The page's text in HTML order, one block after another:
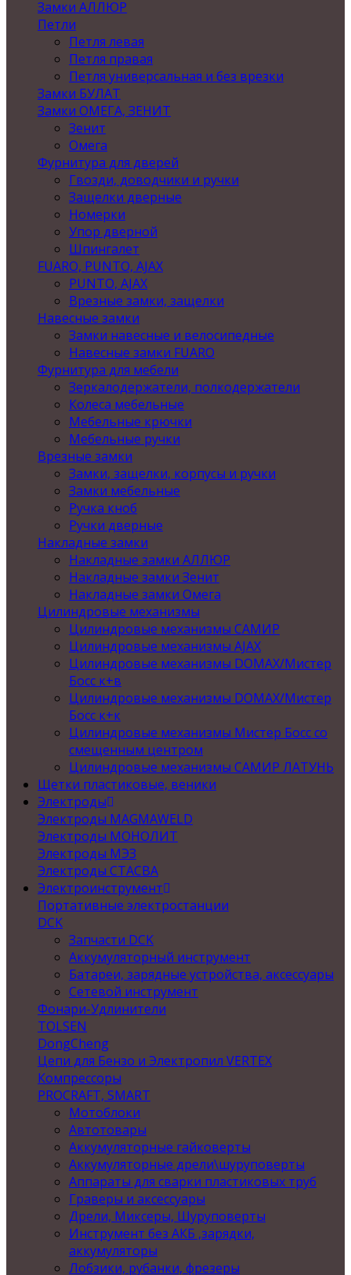
Замки АЛЛЮР
Петли
Петля левая
Петля правая
Петля универсальная и без врезки
Замки БУЛАТ
Замки ОМЕГА, ЗЕНИТ
Зенит
Омега
Фурнитура для дверей
Гвозди, доводчики и ручки
Защелки дверные
Номерки
Упор дверной
Шпингалет
FUARO, PUNTO, AJAX
PUNTO, AJAX
Врезные замки, защелки
Навесные замки
Замки навесные и велосипедные
Навесные замки FUARO
Фурнитура для мебели
Зеркалодержатели, полкодержатели
Колеса мебельные
Мебельные крючки
Мебельные ручки
Врезные замки
Замки, защелки, корпусы и ручки
Замки мебельные
Ручка кноб
Ручки дверные
Накладные замки
Накладные замки АЛЛЮР
Накладные замки Зенит
Накладные замки Омега
Цилиндровые механизмы
Цилиндровые механизмы САМИР
Цилиндровые механизмы AJAX
Цилиндровые механизмы DOMAX/Мистер
Босс к+в
Цилиндровые механизмы DOMAX/Мистер
Босс к+к
Цилиндровые механизмы Мистер Босс со
смещенным центром
Цилиндровые механизмы САМИР ЛАТУНЬ
Щетки пластиковые, веники
Электроды
Электроды MAGMAWELD
Электроды МОНОЛИТ
Электроды МЭЗ
Электроды СТАСВА
Электроинструмент
Портативные электростанции
DCK
Запчасти DCK
Аккумуляторный инструмент
Батареи, зарядные устройства, аксессуары
Сетевой инструмент
Фонари-Удлинители
TOLSEN
DongCheng
Цепи для Бензо и Электропил VERTEX
Компрессоры
PROCRAFT, SMART
Мотоблоки
Автотовары
Аккумуляторные гайковерты
Аккумуляторные дрели\шуруповерты
Аппараты для сварки пластиковых труб
Граверы и аксессуары
Дрели, Миксеры, Шуруповерты
Инструмент без АКБ ,зарядки,
аккумуляторы
Лобзики, рубанки, фрезеры